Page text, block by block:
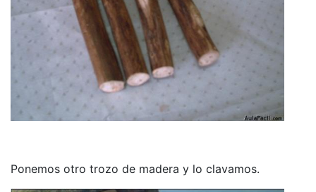
Ponemos otro trozo de madera y lo clavamos.